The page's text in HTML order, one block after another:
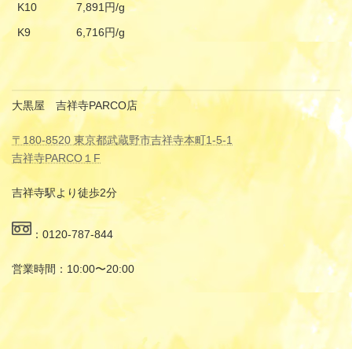
K10
7,891円/g
K9
6,716円/g
大黒屋 吉祥寺PARCO店
〒180-8520 東京都武蔵野市吉祥寺本町1-5-1
吉祥寺PARCO１F
吉祥寺駅より徒歩2分
：0120-787-844
営業時間：10:00〜20:00